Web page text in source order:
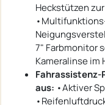
Heckstützen
7" Farbmonitor
Kameralinse
Fahrassistenz-
aus: •Aktiver